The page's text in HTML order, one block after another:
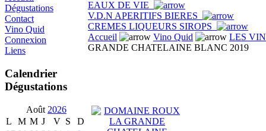
Dégustations
Contact
Vino Quid
Connexion
Liens
Calendrier
Dégustations
Août 2026
L
M M J V S
D
EAUX DE VIE
V.D.N APERITIFS BIERES
CREMES LIQUEURS SIROPS
Accueil
Vino Quid
LES
GRANDE CHATELAINE BLANC 2019